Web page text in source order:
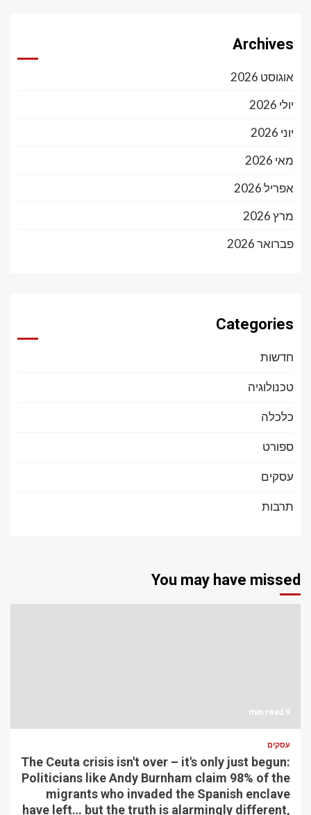
Archives
אוגוסט 2026
יולי 2026
יוני 2026
מאי 2026
אפריל 2026
מרץ 2026
פברואר 2026
Categories
חדשות
טכנולוגיה
כלכלה
ספורט
עסקים
תרבות
You may have missed
9 min read
עסקים
The Ceuta crisis isn't over – it's only just begun:
Politicians like Andy Burnham claim 98% of the
migrants who invaded the Spanish enclave
have left… but the truth is alarmingly different,